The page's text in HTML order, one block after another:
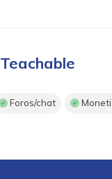
Teachable
Foros/chat